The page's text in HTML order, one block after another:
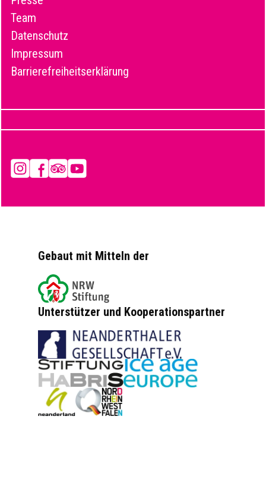
Team
Datenschutz
Impressum
Barrierefreiheitserklärung
InstagramFacebook
Tripadvisor
YouTube
Gebaut mit Mitteln der
Unterstützer und Kooperationspartner